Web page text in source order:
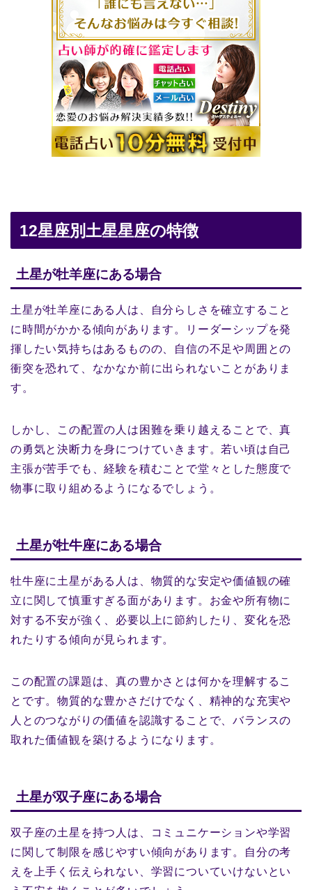
12星座別土星星座の特徴
土星が牡羊座にある場合
土星が牡羊座にある人は、自分らしさを確立すること
に時間がかかる傾向があります。リーダーシップを発
揮したい気持ちはあるものの、自信の不足や周囲との
衝突を恐れて、なかなか前に出られないことがありま
す。
しかし、この配置の人は困難を乗り越えることで、真
の勇気と決断力を身につけていきます。若い頃は自己
主張が苦手でも、経験を積むことで堂々とした態度で
物事に取り組めるようになるでしょう。
土星が牡牛座にある場合
牡牛座に土星がある人は、物質的な安定や価値観の確
立に関して慎重すぎる面があります。お金や所有物に
対する不安が強く、必要以上に節約したり、変化を恐
れたりする傾向が見られます。
この配置の課題は、真の豊かさとは何かを理解するこ
とです。物質的な豊かさだけでなく、精神的な充実や
人とのつながりの価値を認識することで、バランスの
取れた価値観を築けるようになります。
土星が双子座にある場合
双子座の土星を持つ人は、コミュニケーションや学習
に関して制限を感じやすい傾向があります。自分の考
えを上手く伝えられない、学習についていけないとい